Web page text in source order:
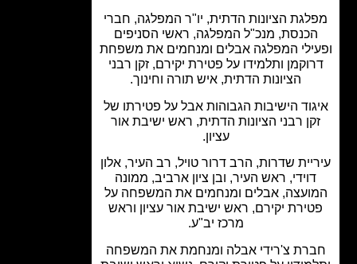
הציונות הדתית, יו"ר המפלגה, חברי
מנכ"ל המפלגה, ראשי הסניפים
המפלגה אבלים ומנחמים את משפחת
ותלמידו על פטירת יקירם, זקן רבני
הציונות הדתית, איש תורה וחינוך.
הישיבות הגבוהות אבל על פטירתו של
רבני הציונות הדתית, ראש ישיבת אור
שדרות, הרב דרור טויל, רב העיר, אלון
ראש העיר, ובן ציון ארביב, ממונה
אבלים ומנחמים את המשפחה על
יקירם, ראש ישיבת אור עציון וראש
מרכז יב"ע.
צ'רידי אבלה ומנחמת את המשפחה